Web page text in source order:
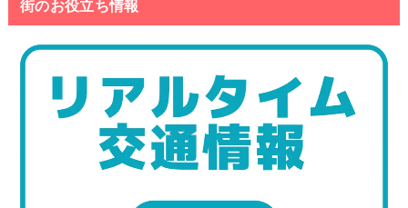
街のお役立ち情報